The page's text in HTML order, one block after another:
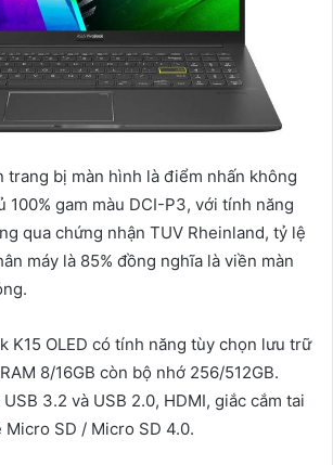
trang bị màn hình là điểm nhấn không
100% gam màu DCI-P3, với tính năng
qua chứng nhận TUV Rheinland, tỷ lệ
máy là 85% đồng nghĩa là viền màn
K15 OLED có tính năng tùy chọn lưu trữ
8/16GB còn bộ nhớ 256/512GB.
3.2 và USB 2.0, HDMI, giắc cắm tai
SD / Micro SD 4.0.